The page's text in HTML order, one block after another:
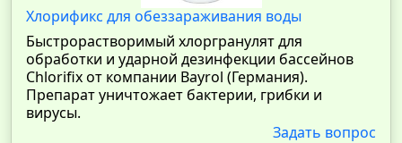
Хлорификс для обеззараживания воды
Быстрорастворимый хлоргранулят для
обработки и ударной дезинфекции бассейнов
Chlorifix от компании Bayrol (Германия).
Препарат уничтожает бактерии, грибки и
вирусы.
Задать вопрос